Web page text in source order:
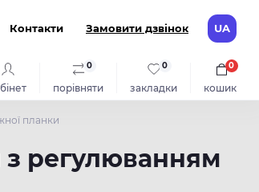
Контакти Замовити дзвінок UA
порівняти
0
закладки
0
кошик
0
планки
з регулюванням